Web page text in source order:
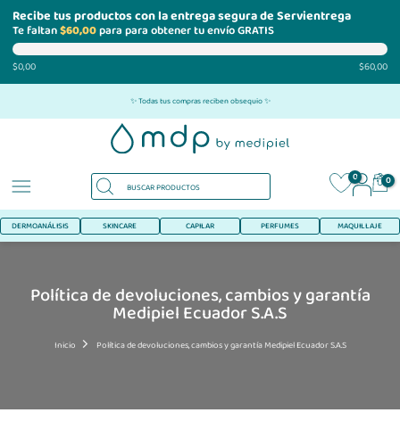
Recibe tus productos con la entrega segura de Servientrega
Te faltan$60,00para para obtener tu envío GRATIS
$0,00 $60,00
al
✨ Todas tus compras reciben obsequio ✨
0 0
DERMOANÁLISIS SKINCARE CAPILAR PERFUMES MAQUILLAJE
Política de devoluciones, cambios y garantía
Medipiel Ecuador S.A.S
Inicio Política de devoluciones, cambios y garantía Medipiel Ecuador S.A.S